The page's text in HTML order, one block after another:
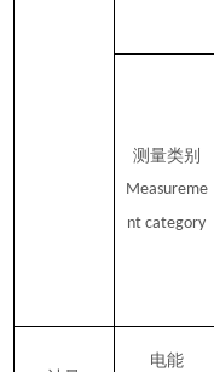
测量类别
Measureme
nt category
电能